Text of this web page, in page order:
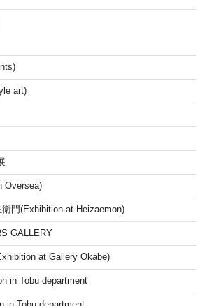
art)
Oversea)
門(Exhibition at Heizaemon)
GALLERY
at Gallery Okabe)
in Tobu department